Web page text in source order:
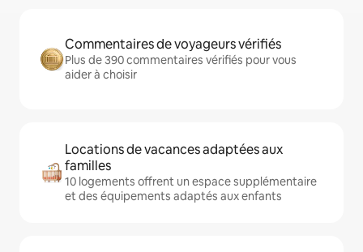
Commentaires de voyageurs vérifiés
Plus de 390 commentaires vérifiés pour vous
aider à choisir
Locations de vacances adaptées aux
familles
10 logements offrent un espace supplémentaire
et des équipements adaptés aux enfants